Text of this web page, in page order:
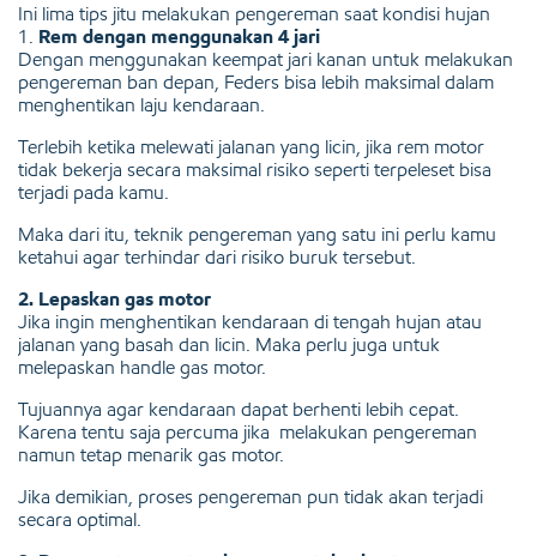
Ini lima tips jitu melakukan pengereman saat kondisi hujan
1. Rem dengan menggunakan 4 jari
Dengan menggunakan keempat jari kanan untuk melakukan
pengereman ban depan, Feders bisa lebih maksimal dalam
menghentikan laju kendaraan.
Terlebih ketika melewati jalanan yang licin, jika rem motor
tidak bekerja secara maksimal risiko seperti terpeleset bisa
terjadi pada kamu.
Maka dari itu, teknik pengereman yang satu ini perlu kamu
ketahui agar terhindar dari risiko buruk tersebut.
2. Lepaskan gas motor
Jika ingin menghentikan kendaraan di tengah hujan atau
jalanan yang basah dan licin. Maka perlu juga untuk
melepaskan handle gas motor.
Tujuannya agar kendaraan dapat berhenti lebih cepat.
Karena tentu saja percuma jika melakukan pengereman
namun tetap menarik gas motor.
Jika demikian, proses pengereman pun tidak akan terjadi
secara optimal.